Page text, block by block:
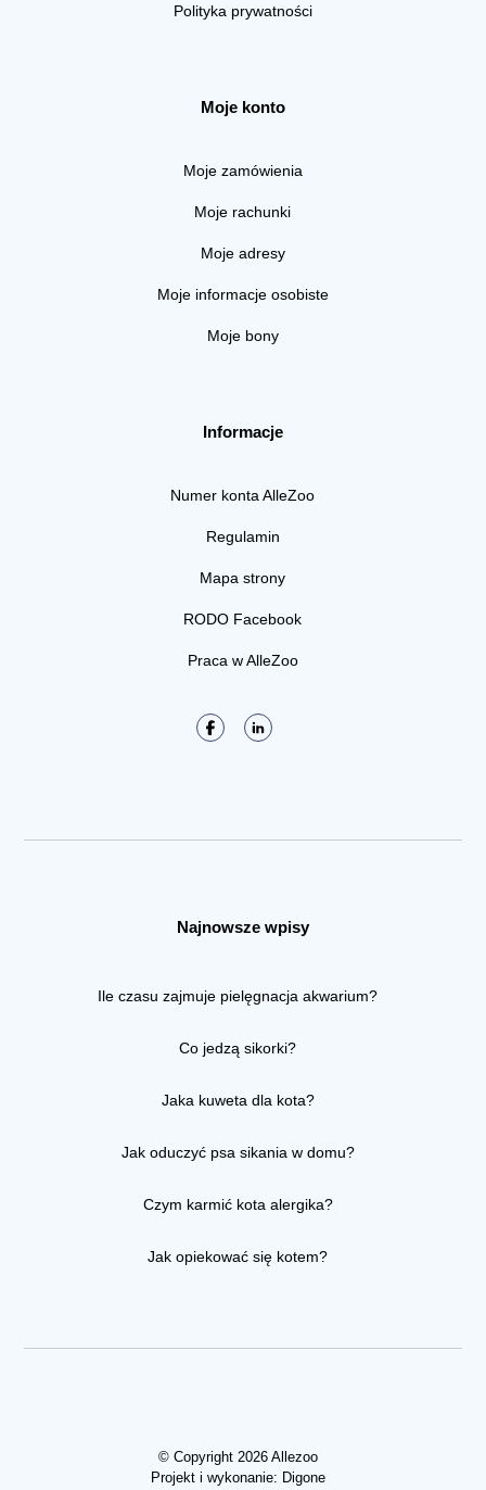
Polityka prywatności
Moje konto
Moje zamówienia
Moje rachunki
Moje adresy
Moje informacje osobiste
Moje bony
Informacje
Numer konta AlleZoo
Regulamin
Mapa strony
RODO Facebook
Praca w AlleZoo
Najnowsze wpisy
Ile czasu zajmuje pielęgnacja akwarium?
Co jedzą sikorki?
Jaka kuweta dla kota?
Jak oduczyć psa sikania w domu?
Czym karmić kota alergika?
Jak opiekować się kotem?
© Copyright 2026 Allezoo
Projekt i wykonanie: Digone